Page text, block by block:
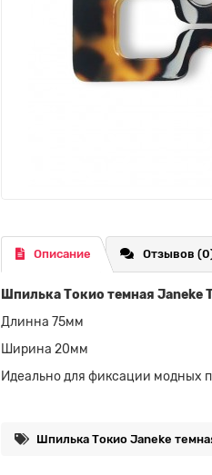
Описание Отзывов
Шпилька Токио темная Janeke
Длинна 75мм
Ширина 20мм
Идеально для фиксации модных
Шпилька Токио Janeke